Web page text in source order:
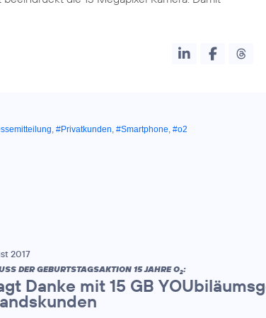
, #Privatkunden, #Smartphone, #o2
2017
DER GEBURTSTAGSAKTION 15 JAHRE O2:
Danke mit 15 GB